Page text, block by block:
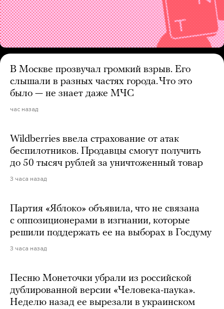
В Москве прозвучал громкий взрыв. Его
слышали в разных частях города. Что это
было — не знает даже МЧС
час назад
Wildberries ввела страхование от атак
беспилотников. Продавцы смогут получить
до 50 тысяч рублей за уничтоженный товар
3 часа назад
Партия «Яблоко» объявила, что не связана
с оппозиционерами в изгнании, которые
решили поддержать ее на выборах в Госдуму
3 часа назад
Песню Монеточки убрали из российской
дублированной версии «Человека-паука».
Неделю назад ее вырезали в украинском